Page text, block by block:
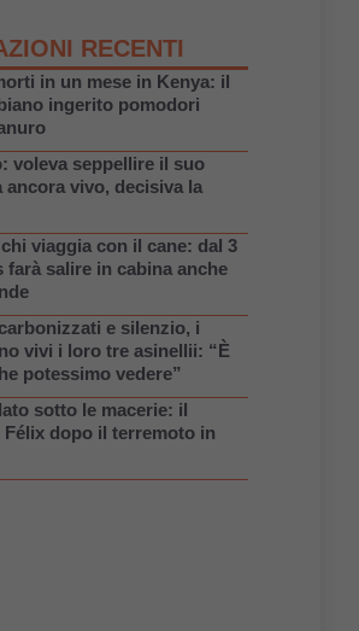
RECENTI
in un mese in Kenya: il
ingerito pomodori
voleva seppellire il suo
ancora vivo, decisiva la
viaggia con il cane: dal 3
farà salire in cabina anche
e silenzio, i
vivi i loro tre asinellii: “È
potessimo vedere”
sotto le macerie: il
dopo il terremoto in